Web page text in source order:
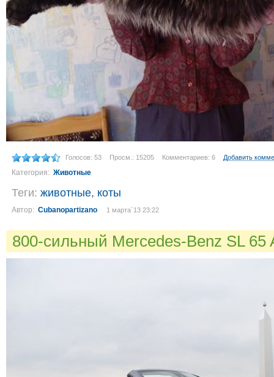
Голосов: 53 Просм.: 15205 Комментариев: 6 Добавить
Категория: Животные
Теги: животные, коты
Автор: Cubanopartizano 1 марта´13 23:22
800-сильный Mercedes-Benz SL 65